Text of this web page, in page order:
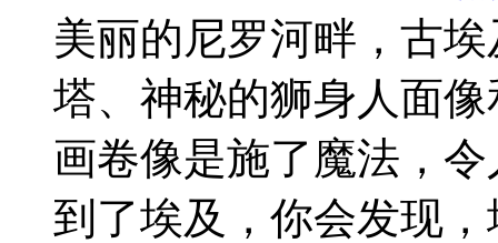
美丽的尼罗河畔，古
塔、神秘的狮身人面
画卷像是施了魔法，
到了埃及，你会发现